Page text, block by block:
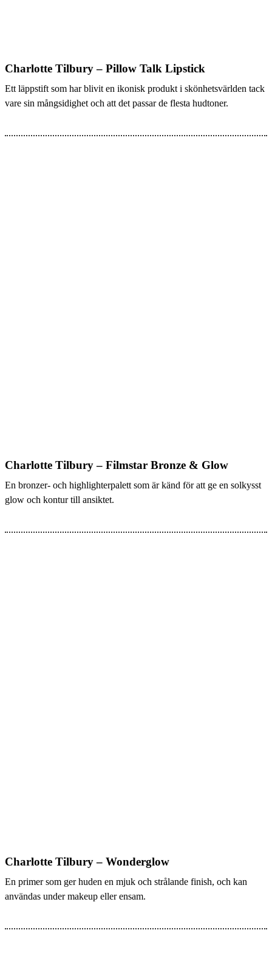
Charlotte Tilbury – Pillow Talk Lipstick
Ett läppstift som har blivit en ikonisk produkt i skönhetsvärlden tack
vare sin mångsidighet och att det passar de flesta hudtoner.
Charlotte Tilbury – Filmstar Bronze & Glow
En bronzer- och highlighterpalett som är känd för att ge en solkysst
glow och kontur till ansiktet.
Charlotte Tilbury – Wonderglow
En primer som ger huden en mjuk och strålande finish, och kan
användas under makeup eller ensam.